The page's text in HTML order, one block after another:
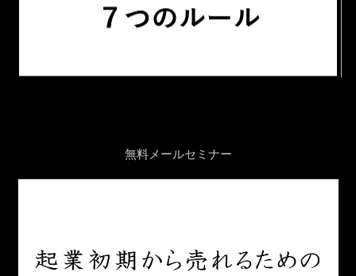
無料メールセミナー